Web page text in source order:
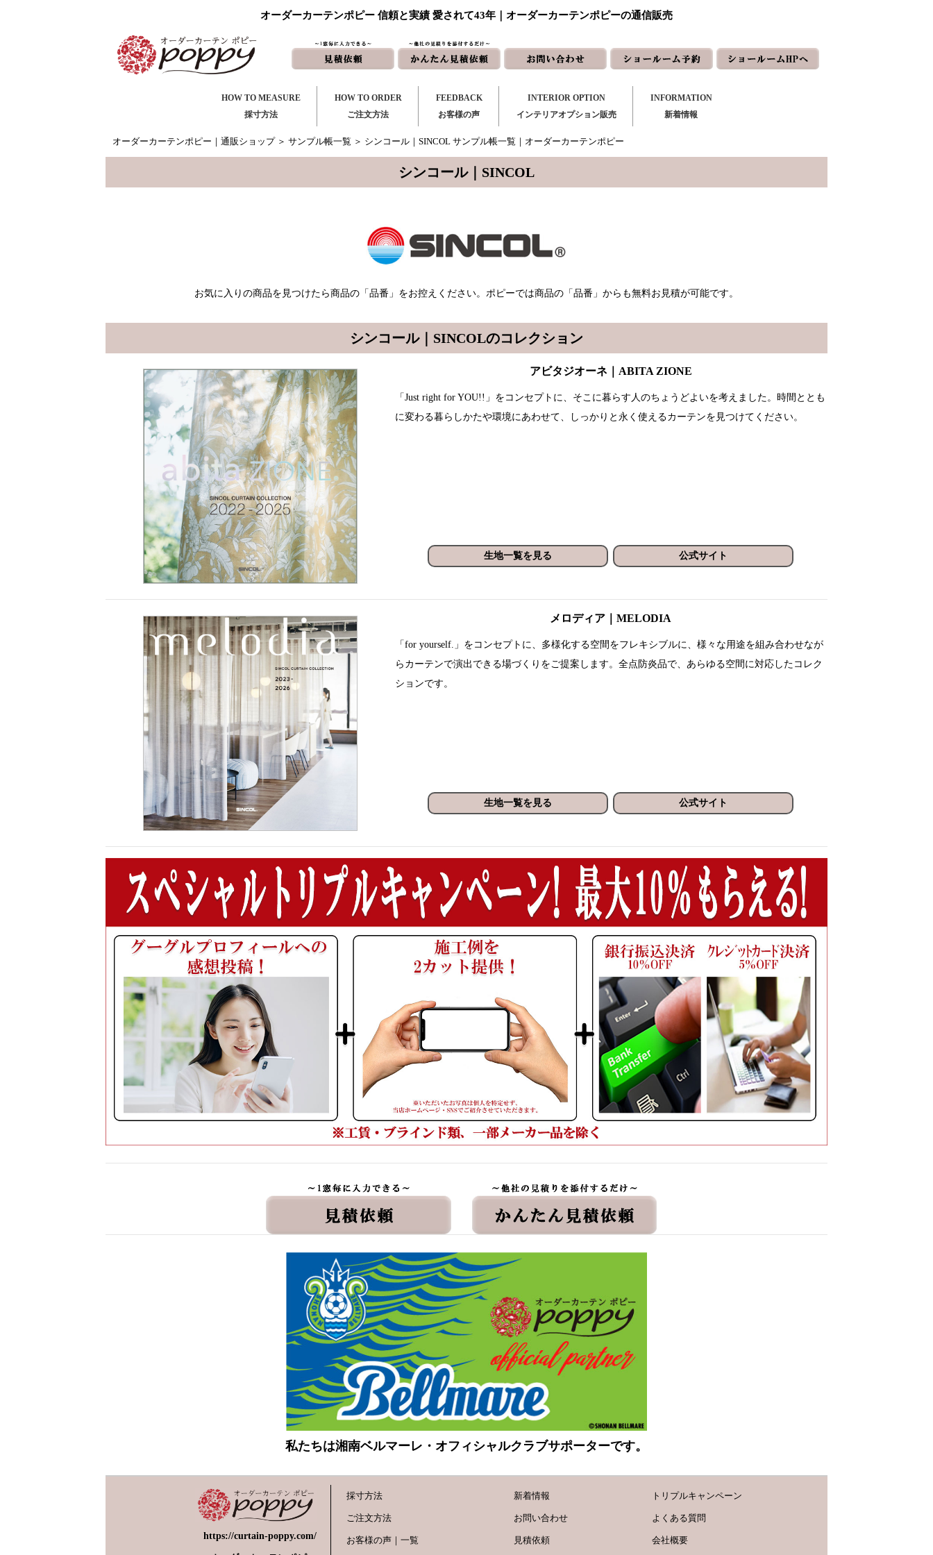
オーダーカーテンポピー 信頼と実績 愛されて43年｜オーダーカーテンポピーの通信販売
HOW TO MEASURE
採寸方法
HOW TO ORDER
ご注文方法
FEEDBACK
お客様の声
INTERIOR OPTION
インテリアオプション販売
INFORMATION
新着情報
オーダーカーテンポピー｜通販ショップ＞ サンプル帳一覧 ＞ シンコール｜SINCOL サンプル帳一覧｜オーダーカーテンポピー
シンコール｜SINCOL
お気に入りの商品を見つけたら商品の「品番」をお控えください。ポピーでは商品の「品番」からも無料お見積が可能です。
シンコール｜SINCOLのコレクション
アビタジオーネ｜ABITA ZIONE
「Just right for YOU!!」をコンセプトに、そこに暮らす人のちょうどよいを考えました。時間ととも
に変わる暮らしかたや環境にあわせて、しっかりと永く使えるカーテンを見つけてください。
生地一覧を見る 公式サイト
メロディア｜MELODIA
「for yourself.」をコンセプトに、多様化する空間をフレキシブルに、様々な用途を組み合わせなが
らカーテンで演出できる場づくりをご提案します。全点防炎品で、あらゆる空間に対応したコレク
ションです。
生地一覧を見る 公式サイト
私たちは湘南ベルマーレ・オフィシャルクラブサポーターです。
https://curtain-poppy.com/
採寸方法
ご注文方法
お客様の声｜一覧
新着情報
お問い合わせ
見積依頼
トリプルキャンペーン
よくある質問
会社概要